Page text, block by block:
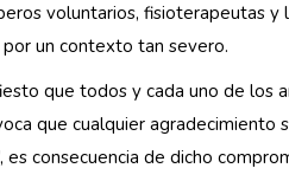
voluntarios,
un contexto tan severo.
que todos y cada uno de los
que cualquier
consecuencia de dicho